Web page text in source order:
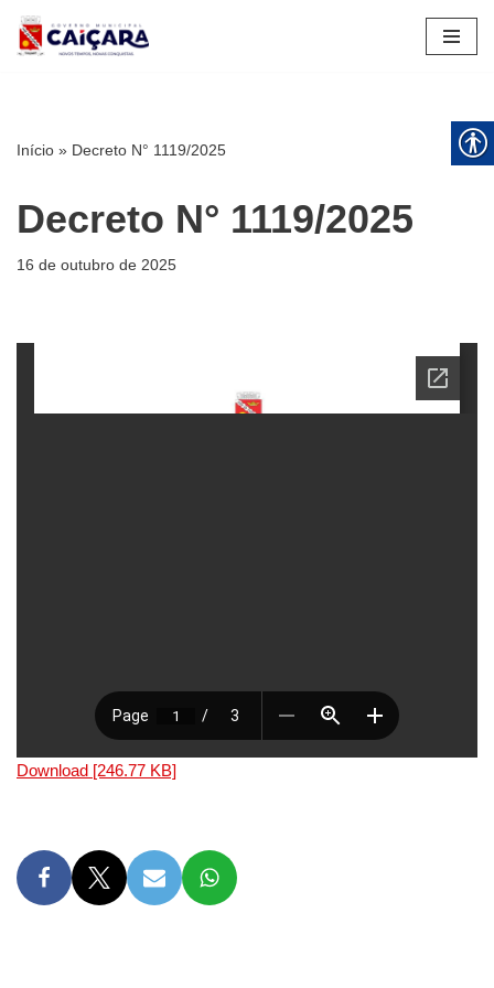
Pular
Início » Decreto N° 1119/2025
Decreto N° 1119/2025
16 de outubro de 2025
Download [246.77 KB]